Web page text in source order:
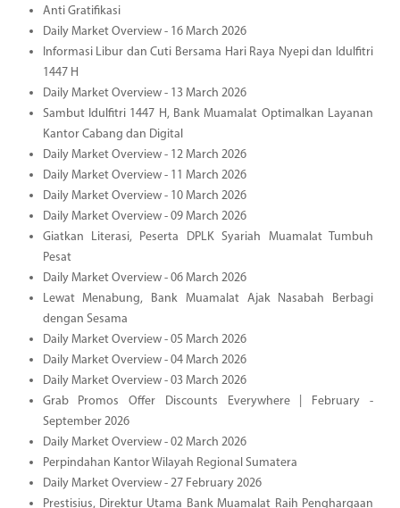
Anti Gratifikasi
Daily Market Overview - 16 March 2026
Informasi Libur dan Cuti Bersama Hari Raya Nyepi dan Idulfitri
1447 H
Daily Market Overview - 13 March 2026
Sambut Idulfitri 1447 H, Bank Muamalat Optimalkan Layanan
Kantor Cabang dan Digital
Daily Market Overview - 12 March 2026
Daily Market Overview - 11 March 2026
Daily Market Overview - 10 March 2026
Daily Market Overview - 09 March 2026
Giatkan Literasi, Peserta DPLK Syariah Muamalat Tumbuh
Pesat
Daily Market Overview - 06 March 2026
Lewat Menabung, Bank Muamalat Ajak Nasabah Berbagi
dengan Sesama
Daily Market Overview - 05 March 2026
Daily Market Overview - 04 March 2026
Daily Market Overview - 03 March 2026
Grab Promos Offer Discounts Everywhere | February -
September 2026
Daily Market Overview - 02 March 2026
Perpindahan Kantor Wilayah Regional Sumatera
Daily Market Overview - 27 February 2026
Prestisius, Direktur Utama Bank Muamalat Raih Penghargaan